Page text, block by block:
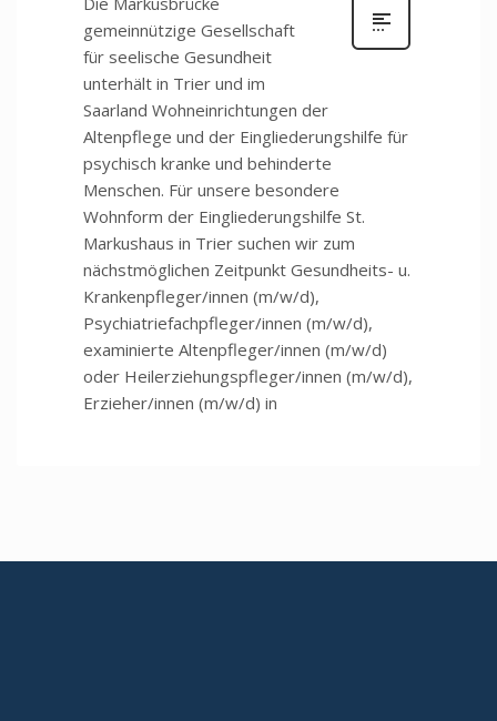
gemeinnützige Gesellschaft
für seelische Gesundheit
unterhält in Trier und im
Saarland Wohneinrichtungen der
Altenpflege und der Eingliederungshilfe für
psychisch kranke und behinderte
Menschen. Für unsere besondere
Wohnform der Eingliederungshilfe St.
Markushaus in Trier suchen wir zum
nächstmöglichen Zeitpunkt Gesundheits- u.
Krankenpfleger/innen (m/w/d),
Psychiatriefachpfleger/innen (m/w/d),
examinierte Altenpfleger/innen (m/w/d)
oder Heilerziehungspfleger/innen (m/w/d),
Erzieher/innen (m/w/d) in